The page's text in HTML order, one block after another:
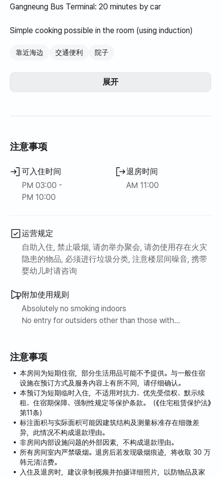
Gangneung Bus Terminal: 20 minutes by car
Simple cooking possible in the room (using induction)
靠近海边 交通便利 院子
展开
注意事项
可入住时间
PM 03:00 -
PM 10:00
退房时间
AM 11:00
运营规定
自助入住, 禁止吸烟, 请勿举办聚会, 请勿使用存在火灾
隐患的物品, 必须进行垃圾分类, 注意楼层间噪音, 携带
婴幼儿时请咨询
附加使用规则
Absolutely no smoking indoors
No entry for outsiders other than those with
注意事项
本房间为短期住宿，部分生活用品可能不予提供。与一般住宿
设施在预订方式及服务内容上有所不同，请仔细确认。
本预订为短期临时入住，不适用对抗力、优先受偿权、默示续
租、住宿期保障、强制性规定等保护条款。（《住宅租赁保护法》
第11条）
标注面积与实际面积可能因建筑结构及测量标准存在细微差
异，此情况不构成退款理由。
非房间内部设施问题的外部因素，不构成退款理由。
所有房间室内严禁吸烟。退房后若发现吸烟痕迹，将收取 30 万
韩元清洁费。
入住及退房时，建议录制视频并拍摄详细照片，以防物品及家